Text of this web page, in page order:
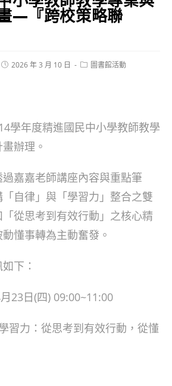
—『跨校策略聯
Post2026 年 3 月 10 日
Post圖書館活動
學年度精進國民中小學教師教學
辦理。
嘉嘉老師講座內容與重點筆
自律」與「學習力」整合之雙
從思考到有效行動」之核心精
懂事轉為主動奮發。
下：
23日(四) 09:00~11:00
習力：從思考到有效行動，從懂